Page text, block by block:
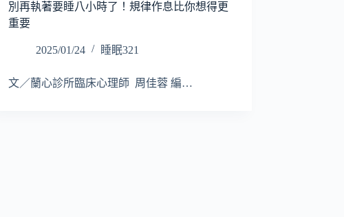
別再執著要睡八小時了！規律作息比你想得更
重要
2025/01/24 睡眠321
文／蘭心診所臨床心理師 周佳蓉 編…